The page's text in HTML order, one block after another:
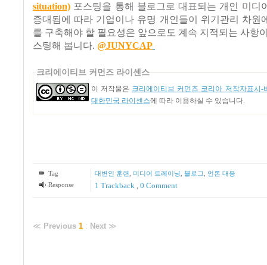
situation) 포스팅을 통해 블로그로 대표되는 개인 미디
증대됨에 따라 기업이나 유명 개인들이 위기관리 차원
를 구축해야 할 필요성은 앞으로도 계속 지적되는 사항
스팅해 봅니다. @JUNYCAP
크리에이티브 커먼즈 라이센스
이 저작물은 크리에이티브 커먼즈 코리아 저작자표시-
대한민국 라이센스에 따라 이용하실 수 있습니다.
Tag 대변인 훈련 미디어 트레이닝 블로그
언론 대응
Response
1 Trackback , 0 Comment
≪ Previous 1 : Next ≫